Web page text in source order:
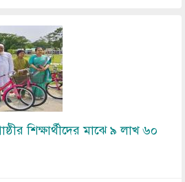
শিক্ষার্থীদের মাঝে ৯ লাখ ৬০